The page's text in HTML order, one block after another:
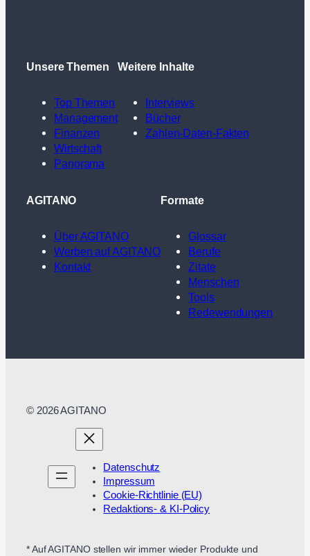
Unsere Themen
Top Themen
Management
Finanzen
Wirtschaft
Panorama
Weitere Inhalte
Interviews
Bücher
Zahlen-Daten-Fakten
AGITANO
Über AGITANO
Werben auf AGITANO
Kontakt
Formate
Glossar
Berufe
Zitate
Menschen
Tools
Redewendungen
© 2026 AGITANO
Datenschutz
Impressum
Cookie-Richtlinie (EU)
Redaktions- & KI-Policy
* Auf AGITANO stellen wir immer wieder Produkte und